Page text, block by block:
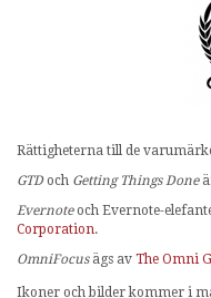
Rättigheterna till de
GTDoch Getting Things Done
Evernoteoch Evernote-
Corporation.
OmniFocusägs av The Omni
Ikoner och bilder kommer i